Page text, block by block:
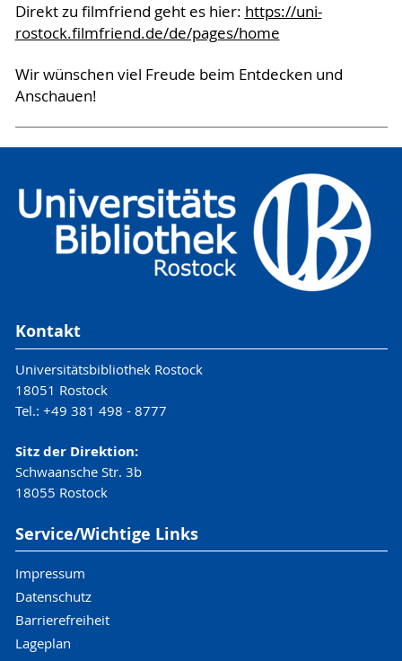
Direkt zu filmfriend geht es hier: https://uni-
rostock.filmfriend.de/de/pages/home
Wir wünschen viel Freude beim Entdecken und
Anschauen!
Kontakt
Universitätsbibliothek Rostock
18051 Rostock
Tel.: +49 381 498 - 8777
Sitz der Direktion:
Schwaansche Str. 3b
18055 Rostock
Service/Wichtige Links
Impressum
Datenschutz
Barrierefreiheit
Lageplan